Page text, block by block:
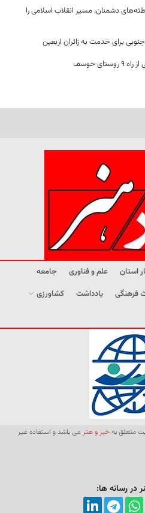
دشمنان، مسیر انقلاب اسلامی را
خوسف
استان علم و فناوری
جامعه
فرهنگی یادداشت
کشاورزی
متعلق بهخبر و هنر می باشد و استفاده غیر
در رسانه ها: